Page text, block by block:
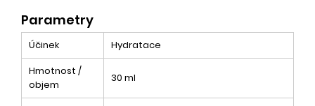
Parametry
Účinek
Hydratace
Hmotnost /
objem
30 ml